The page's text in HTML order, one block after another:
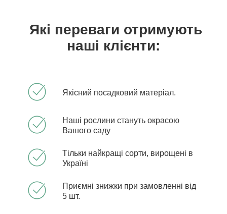
Які переваги отримують
наші клієнти:
Якісний посадковий матеріал.
Наші рослини стануть окрасою
Вашого саду
Тільки найкращі сорти, вирощені в
Україні
Приємні знижки при замовленні від
5 шт.